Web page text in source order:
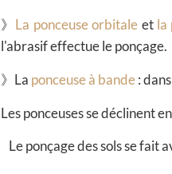
》 La ponceuse orbitale et la
l'abrasif effectue le ponçage.
》La ponceuse à bande:
Les ponceuses se déclinent
Le ponçage des solsse fait